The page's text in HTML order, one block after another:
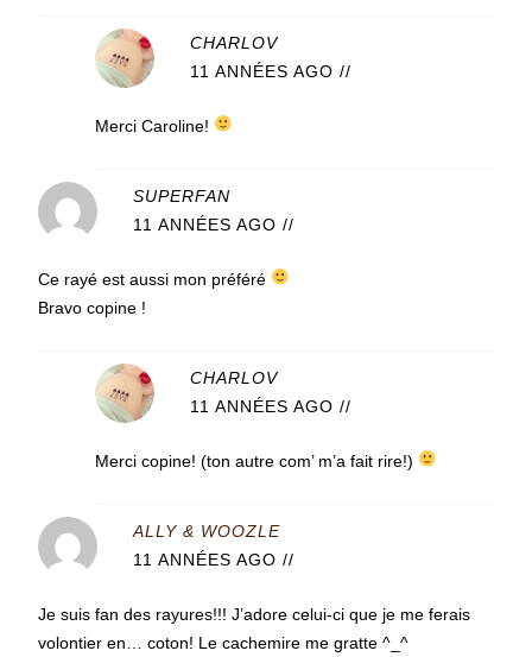
CHARLOV
11 ANNÉES AGO //
Merci Caroline!
SUPERFAN
11 ANNÉES AGO //
Ce rayé est aussi mon préféré
Bravo copine !
CHARLOV
11 ANNÉES AGO //
Merci copine! (ton autre com’ m’a fait rire!)
ALLY & WOOZLE
11 ANNÉES AGO //
Je suis fan des rayures!!! J’adore celui-ci que je me ferais
volontier en… coton! Le cachemire me gratte ^_^